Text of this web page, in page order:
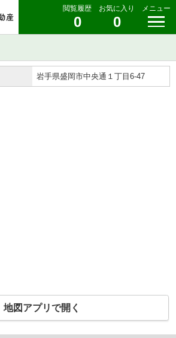
閲覧履歴
0
お気に入り
0
メニュー
岩手県盛岡市中央通１丁目6-47
地図アプリで開く